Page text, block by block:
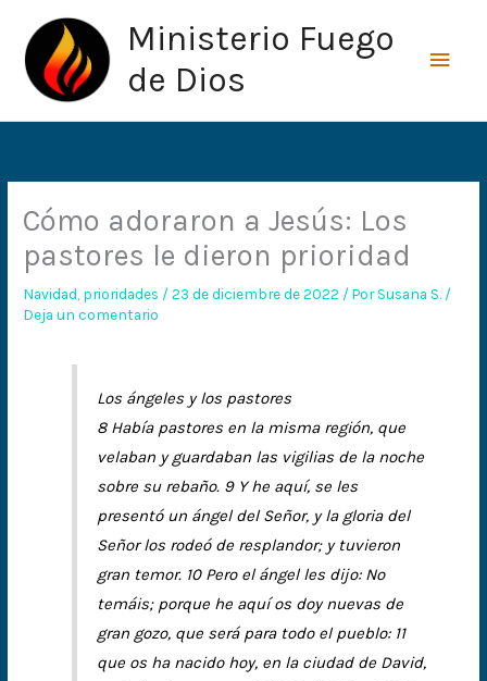
contenido
Ministerio Fuego
de Dios
Cómo adoraron a Jesús: Los
pastores le dieron prioridad
Navidad prioridades /23 de diciembre de 2022 / PorSusana S. /
Deja un comentario
Los ángeles y los pastores
8 Había pastores en la misma región, que
velaban y guardaban las vigilias de la noche
sobre su rebaño. 9 Y he aquí, se les
presentó un ángel del Señor, y la gloria del
Señor los rodeó de resplandor; y tuvieron
gran temor. 10 Pero el ángel les dijo: No
temáis; porque he aquí os doy nuevas de
gran gozo, que será para todo el pueblo: 11
que os ha nacido hoy, en la ciudad de David,